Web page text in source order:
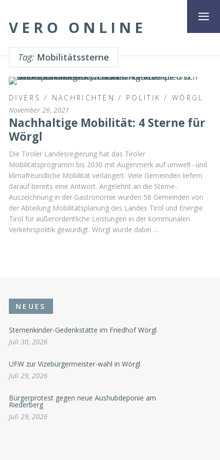
VERO ONLINE
Tag: Mobilitätssterne
DIVERS / NACHRICHTEN / POLITIK /WÖRGL
November 26, 2021
Nachhaltige Mobilität: 4 Sterne für
Wörgl
Die Tiroler Landesregierung hat das Tiroler
Mobilitätsprogramm bis 2030 mit Augenmerk auf umwelt- und
klimafreundliche Mobilität verlängert. Viele Gemeinden liefern
darauf bereits eine Antwort. Angelehnt an die Sterne-
Auszeichnung in der Gastronomie wurden 58 Gemeinden von
der Abteilung Mobilitätsplanung des Landes Tirol und Energie
Tirol für außerordentliche Leistungen in der kommunalen
Verkehrspolitik gewürdigt. Wörgl wurde dabei …
NEUES
Sternenkinder-Gedenkstätte im Friedhof Wörgl
Juli 30, 2026
UFW zur Vizebürgermeister-wahl in Wörgl
Juli 29, 2026
Bürgerprotest gegen neue Aushubdeponie am
Riederberg
Juli 29, 2026